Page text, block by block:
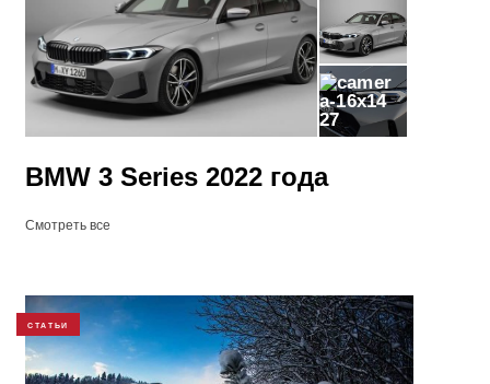
27
BMW 3 Series 2022 года
Смотреть все
СТАТЬИ